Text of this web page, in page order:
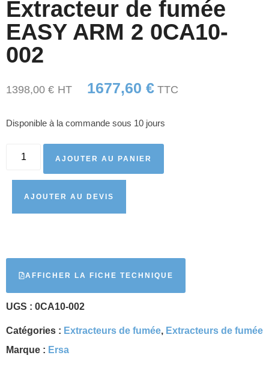
Extracteur de fumée
EASY ARM 2 0CA10-
002
1398,00 € HT 1677,60 € TTC
Disponible à la commande sous 10 jours
AJOUTER AU PANIER
AJOUTER AU DEVIS
AFFICHER LA FICHE TECHNIQUE
UGS : 0CA10-002
Catégories : Extracteurs de fumée, Extracteurs de fumée
Marque : Ersa